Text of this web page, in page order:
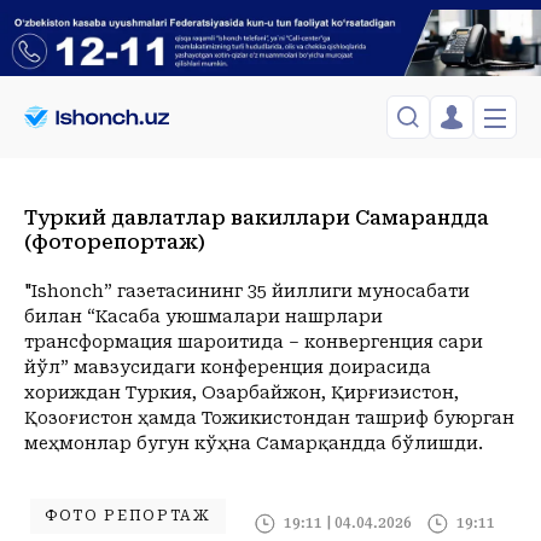
ЎЗБЕКИСТОН
Сиёсат
Спорт
Жамият
Иқтисод
ТАҲЛИЛ
ХОРИЖ
Иқтисод
Сиёсат
ЎЗГАЧА РАКУРС
МЕҲНАТ ҲУҚУҚИ
ИНТЕРВЬЮ
Telefon raqamingizni kiritng
Tasdiqlash kodini SMS orqali yuboramiz
Менинг саҳифам
Менинг жавоним
Chiqish
TOSHKENT
Yakshanba, 09-August
+32 C
Hozir
+32C
21:00
+30C
22:00
+29C
23:00
+26
Туркий давлатлар вакиллари Самарқандда
(фоторепортаж)
"Ishonch” газетасининг 35 йиллиги муносабати
билан “Касаба уюшмалари нашрлари
трансформация шароитида – конвергенция сари
йўл” мавзусидаги конференция доирасида
хориждан Туркия, Озарбайжон, Қирғизистон,
Қозоғистон ҳамда Тожикистондан ташриф буюрган
меҳмонлар бугун кўҳна Самарқандда бўлишди.
ФОТО РЕПОРТАЖ 19:11 | 04.04.2026 19:11